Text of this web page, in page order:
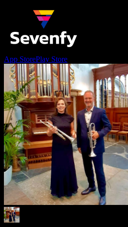
App StorePlay Store